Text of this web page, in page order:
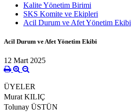
Kalite Yönetim Birimi
SKS Komite ve Ekipleri
Acil Durum ve Afet Yönetim Ekibi
Acil Durum ve Afet Yönetim Ekibi
12 Mart 2025
ÜYELER
Murat KILIÇ
Tolunay ÜSTÜN